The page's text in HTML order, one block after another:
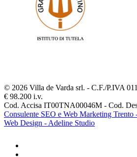
© 2026 Villa de Varda srl. - C.F./P.IVA
€ 98.200 i.v.
Cod. Accisa IT00TNA00046M - Cod.
Consulente SEO e Web Marketing Trento
Web Design - Adeline Studio